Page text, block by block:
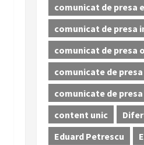
comunicat de presa
comunicat de presa
comunicat de presa
comunicate de presa
comunicate de
content unic
Eduard Petrescu